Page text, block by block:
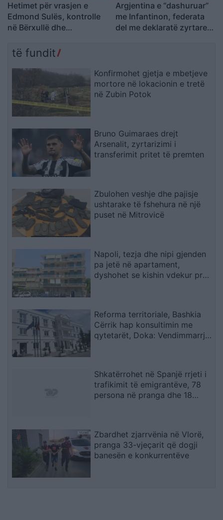
Hetimet për vrasjen e
Edmond Sulës, kontrolle
në Bërxullë dhe
t’u marrë në pyetje
Argjentina e “dashuruar”
me Infantinon, federata
del me deklaratë zyrtare:
të fundit
Konfirmohet gjetja e mbetjeve
mortore në lokacionin e tretë
në Zubin Potok
Bruno Guimaraes drejt
Arsenalit, zyrtarizimi i
transferimit pritet të premten
Zbulohen veshje dhe pajisje
ushtarake të fshehura në një
puset në Mitrovicë
Napoli, tezja dhe nipi gjenden
pa jetë në apartament,
dyshohet se kishin vdekur prej
Reforma territoriale, Bashkia
Cërrik hap konsultimin me
qytetarët, Doka: Vendimmarrja
Shkatërrohet në Spanjë rrjeti i
trafikimit të emigrantëve, 78
persona në pranga dhe 18
Zbardhet zjarrvënia në Vlorë,
pranga 33-vjeçarit që dogji
banesën e konkurrentëve